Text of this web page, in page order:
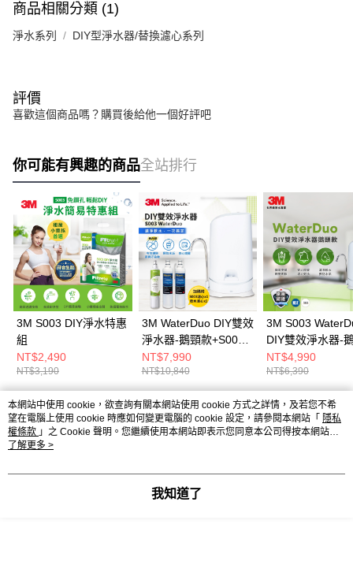
商品相關分類 (1)
淨水系列 DIY型淨水器/替換濾心系列
評價
喜歡這個商品嗎？購買後給他一個好評吧
你可能有興趣的商品全站排行
3M S003 DIY淨水特惠
組
NT$2,490
NT$3,190
3M WaterDuo DIY雙效
淨水器-鵝頸款+S003
DIY濾心*1+樹酯軟水*2
NT$7,990
NT$10,840
3M S003
DIY雙效淨水器-
NT$4,990
NT$6,390
熱門標籤
本網站中使用 cookie，欲查詢有關本網站使用 cookie 方式之詳情，及若您不希
望在電腦上使用 cookie 時應如何變更電腦的 cookie 設定，請參閱本網站「 隱私
權條款 」之 Cookie 聲明。您繼續使用本網站即表示您同意本公司得按本網站使
用條款之 Cookie 聲明使用 cookie。
了解更多 >
我知道了